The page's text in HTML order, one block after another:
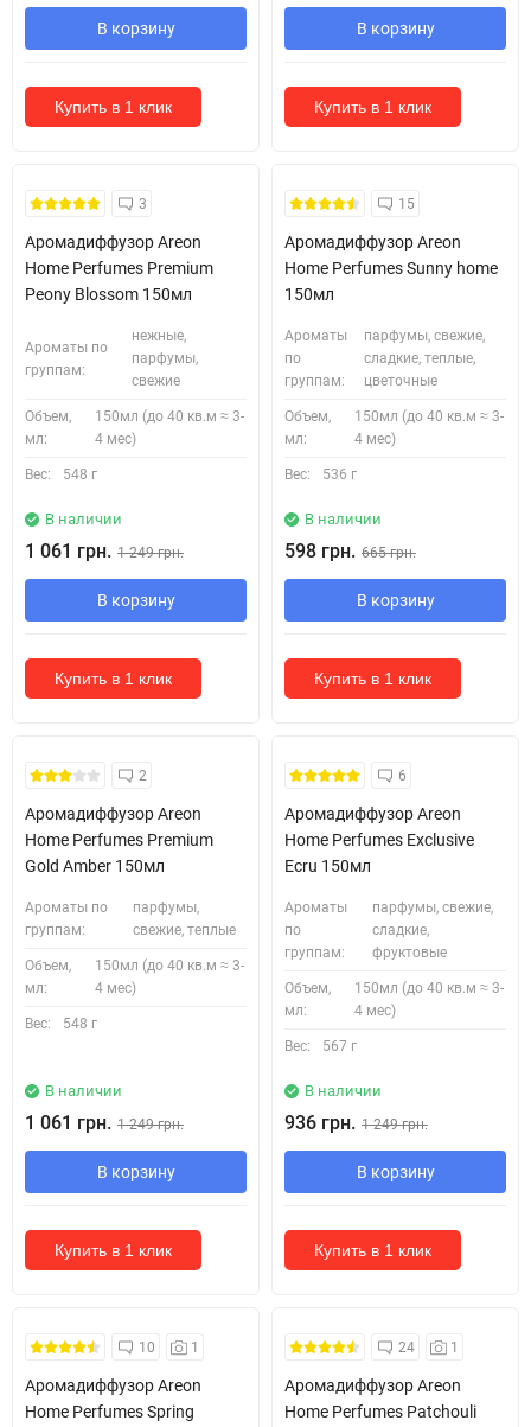
В корзину
Купить в 1 клик
В корзину
Купить в 1 клик
3
Аромадиффузор Areon
Home Perfumes Premium
Peony Blossom 150мл
Ароматы по
группам:
нежные,
парфумы,
свежие
Объем,
мл:
150мл (до 40 кв.м ≈ 3-
4 мес)
Вес: 548 г
В наличии
1 061 грн. 1 249 грн.
В корзину
Купить в 1 клик
Безкоштовна Доставка
15
Аромадиффузор Areon
Home Perfumes Sunny home
150мл
Ароматы
по
группам:
парфумы, свежие,
сладкие, теплые,
цветочные
Объем,
мл:
150мл (до 40 кв.м ≈ 3-
4 мес)
Вес: 536 г
В наличии
598 грн. 665 грн.
В корзину
Купить в 1 клик
2
Аромадиффузор Areon
Home Perfumes Premium
Gold Amber 150мл
Ароматы по
группам:
парфумы,
свежие, теплые
Объем,
мл:
150мл (до 40 кв.м ≈ 3-
4 мес)
Вес: 548 г
В наличии
1 061 грн. 1 249 грн.
В корзину
Купить в 1 клик
6
Аромадиффузор Areon
Home Perfumes Exclusive
Ecru 150мл
Ароматы
по
группам:
парфумы, свежие,
сладкие,
фруктовые
Объем,
мл:
150мл (до 40 кв.м ≈ 3-
4 мес)
Вес: 567 г
В наличии
936 грн. 1 249 грн.
В корзину
Купить в 1 клик
Безкоштовна Доставка
10 1
Аромадиффузор Areon
Home Perfumes Spring
Безкоштовна Доставка
24 1
Аромадиффузор Areon
Home Perfumes Patchouli